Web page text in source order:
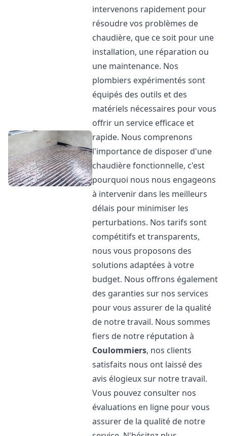
intervenons rapidement pour
résoudre vos problèmes de
chaudière, que ce soit pour une
installation, une réparation ou
une maintenance. Nos
plombiers expérimentés sont
équipés des outils et des
matériels nécessaires pour vous
offrir un service efficace et
rapide. Nous comprenons
l'importance de disposer d'une
chaudière fonctionnelle, c'est
pourquoi nous nous engageons
à intervenir dans les meilleurs
délais pour minimiser les
perturbations. Nos tarifs sont
compétitifs et transparents,
nous vous proposons des
solutions adaptées à votre
budget. Nous offrons également
des garanties sur nos services
pour vous assurer de la qualité
de notre travail. Nous sommes
fiers de notre réputation à
Coulommiers, nos clients
satisfaits nous ont laissé des
avis élogieux sur notre travail.
Vous pouvez consulter nos
évaluations en ligne pour vous
assurer de la qualité de notre